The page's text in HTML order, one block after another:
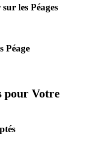
les Péages
Péage
pour Votre